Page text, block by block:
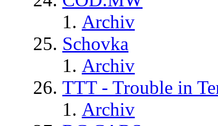
Archiv
Schovka
Archiv
TTT - Trouble in
Archiv